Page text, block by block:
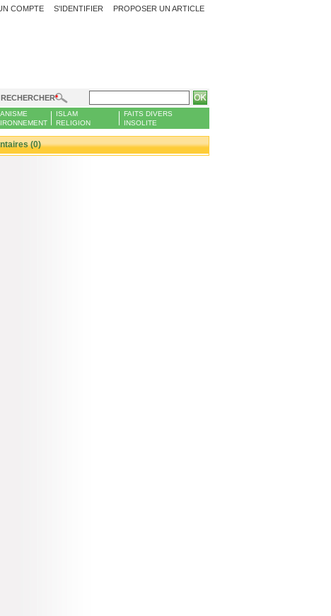
PROPOSER UN ARTICLE
COMPTE S'IDENTIFIER
RECHERCHER
ISLAM
RELIGION
FAITS DIVERS
INSOLITE
(0)